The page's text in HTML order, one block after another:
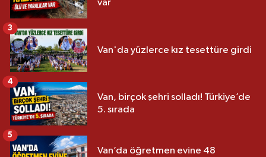
var
Van'da yüzlerce kız tesettüre girdi
3
Van, birçok şehri solladı! Türkiye’de
5. sırada
4
Van’da öğretmen evine 48
5